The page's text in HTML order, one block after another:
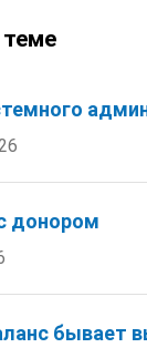
донором
бывает